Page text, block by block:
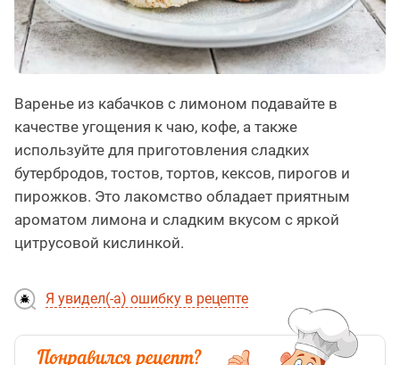
Варенье из кабачков с лимоном подавайте в
качестве угощения к чаю, кофе, а также
используйте для приготовления сладких
бутербродов, тостов, тортов, кексов, пирогов и
пирожков. Это лакомство обладает приятным
ароматом лимона и сладким вкусом с яркой
цитрусовой кислинкой.
Я увидел(-а) ошибку в рецепте